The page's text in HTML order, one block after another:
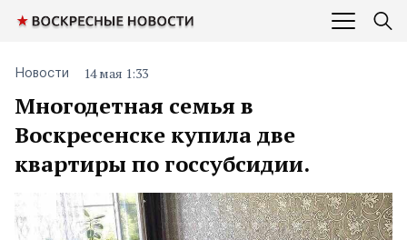
Многодетная семья в
Воскресенске купила две
квартиры по госсубсидии.
Новости 14 мая 1:33